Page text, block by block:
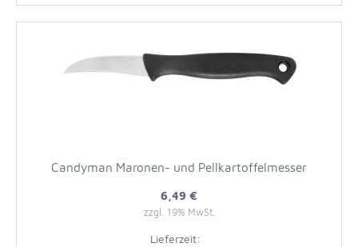
Candyman Maronen- und Pellkartoffelmesser
6,49 €
zzgl. 19% MwSt.
Lieferzeit: